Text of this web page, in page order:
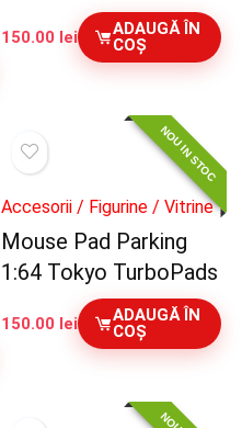
150.00 lei
ADAUGĂ ÎN
COȘ
NOU IN STOC
Accesorii / Figurine / Vitrine
Mouse Pad Parking
1:64 Tokyo TurboPads
150.00 lei
ADAUGĂ ÎN
COȘ